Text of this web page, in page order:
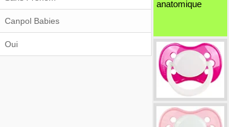
Canpol Babies
Oui